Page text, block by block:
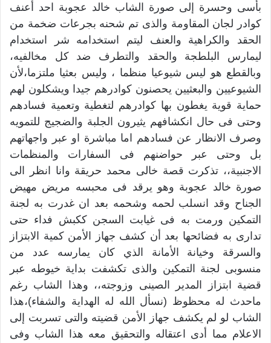
بأسى وحسرة إلى صورة الشاب خالد عجوبة احد أعنف
كوادر لجان المقاومة والذى تم شحنه بجرعات ضخمة من
الحقد والكراهية والعنف ليتم استخدامه شر استخدام
ليمارس البلطجة والحقد والتطرف ضد كل مخالفيه،
وبالقطع هو ليس شيوعيا منظما ، وليس بعثيا ملتزما،لأن
الشيوعيين والبعثيين يحصنون كوادرهم جيدا ويشكلون لهم
حماية قوية يغطون بها كوادرهم لتغطية وتعمية فسادهم
وحتى فى حال انكشافهم يثيرون الجلبة والضجيج للتمويه
وصرف الانظار عن فسادهم اما مباشرة او عبر واجهاتهم
بل وحتى عبر حواضنهم فى السفارات والمنظمات
الاجنبية،، تذكرت قصة خالى محمد حريقة وانا انظر الى
صورة خالد عجوبة وهو يرقد فى محبسه مريض مهيض
الجناح وقد انسلب لحمه وشحمه بعد ان غدرت به لجنة
التمكين ورمت به فى غيابت السجن ككبش فداء حتى
تدارى به فضائحها بعد أن كشف جهاز الأمن كمية الابتزاز
والسرقة وخيانة الأمانة الذي كان يمارسه عدد من
منسوبى لجنة التمكين والذى تكشفت بداية خيوطه عبر
قضية ابتزاز المدير الصينى وزوجته،، وهذا الشاب رغم
ماحدث له محظوظ (نسأل الله له الهداية والشفاء)،هذا
الشاب لو لم يكشف جهاز الأمن قضيته والتى تسربت إلى
الاعلام مما أدى اعتقاله والتحقيق معه هذا الشاب وفى